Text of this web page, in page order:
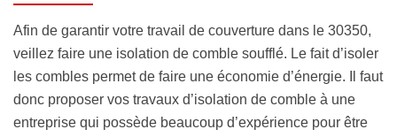
Afin de garantir votre travail de couverture dans le 30350,
veillez faire une isolation de comble soufflé. Le fait d’isoler
les combles permet de faire une économie d’énergie. Il faut
donc proposer vos travaux d’isolation de comble à une
entreprise qui possède beaucoup d’expérience pour être